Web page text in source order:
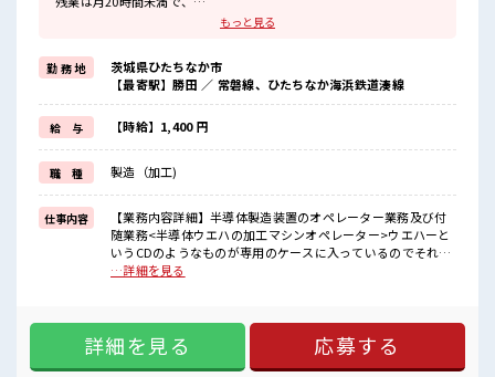
基本的に髪色自由で明るすぎたり奇抜でなければOKです！
(規定有)制服があると毎日の服選びに悩まずOK♪
≪未経験OKの仕事≫
新しいことにチャレンジするのは不安だけど、
しっかり働く環境が整っています！
イチからスキルUP・ステップUP目指していきましょう！
≪様々なお仕事をご提案≫
一人で悩まず気軽に相談できる、
派遣のお仕事です！
■職場の雰囲気
髪型にこだわりのあるアナタは必見！
髪型自由な職場！
ロッカー付き職場♪
もっと見る
勤 務 地
茨城県ひたちなか市
【最寄駅】勝田 ／ 常磐線、ひたちなか海浜鉄道湊線
給 与 【時給】1,400 円
職 種 製造（加工)
仕事内容
【業務内容詳細】半導体製造装置のオペレーター業務及び付
随業務<半導体ウエハの加工マシンオペレーター>ウエハーと
いうCDのようなものが専用のケースに入っているのでそれを
所定の位置にセットして機械操作をしていただきます。その
です。【取扱製品情報】半導体製造装置 ■お仕事PR ≪無理な
くお給料に残業代を上乗せ≫ 残業は月20時間未満で、 ほどよ
く稼げます♪ ≪髪型自由≫ 基本的に髪色自由で明るすぎたり
…詳細を見る
詳細を見る 応募する